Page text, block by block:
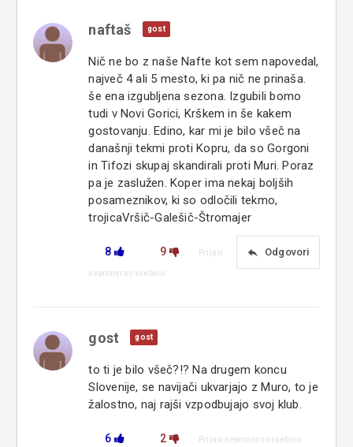
naftaš gost
Nič ne bo z naše Nafte kot sem napovedal,
največ 4 ali 5 mesto, ki pa nič ne prinaša.
še ena izgubljena sezona. Izgubili bomo
tudi v Novi Gorici, Krškem in še kakem
gostovanju. Edino, kar mi je bilo všeč na
današnji tekmi proti Kopru, da so Gorgoni
in Tifozi skupaj skandirali proti Muri. Poraz
pa je zaslužen. Koper ima nekaj boljših
posameznikov, ki so odločili tekmo,
trojicaVršič-Galešič-Štromajer
8 9 reply Odgovori
Prijavi
neprimerno vsebino
gost gost
to ti je bilo všeč?!? Na drugem koncu
Slovenije, se navijači ukvarjajo z Muro, to je
žalostno, naj rajši vzpodbujajo svoj klub.
6 2 Prijavi neprimerno vsebino